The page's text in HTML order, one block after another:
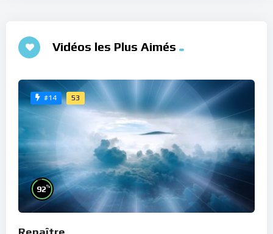
Vidéos les Plus Aimés
#14 53
92%